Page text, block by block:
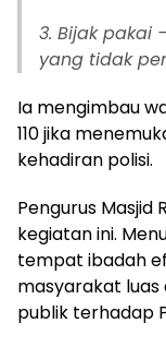
3. Bijak pakai
yang tidak
Ia mengimbau
110 jika
kehadiran polisi.
Pengurus
kegiatan ini.
tempat ibadah
masyarakat
publik terhadap